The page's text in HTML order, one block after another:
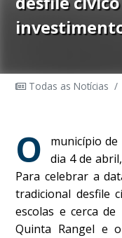
Todas as Notícias /
O
município de
dia 4 de
Para celebrar a
tradicional desfile
escolas e cerca
Quinta Rangel e